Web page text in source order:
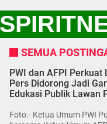
SEMUA
PWI dan AFPI Perkuat
Pers Didorong Jadi
Edukasi Publik Lawan
Foto.- Ketua Umum PWI